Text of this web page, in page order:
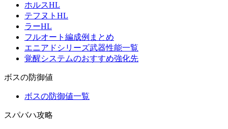
ホルスHL
テフヌトHL
ラーHL
フルオート編成例まとめ
エニアドシリーズ武器性能一覧
覚醒システムのおすすめ強化先
ボスの防御値
ボスの防御値一覧
スパバハ攻略